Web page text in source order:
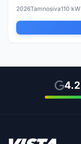
2026Tamnosiva110 kW
4.2